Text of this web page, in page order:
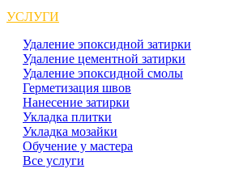
УСЛУГИ
Удаление эпоксидной затирки
Удаление цементной затирки
Удаление эпоксидной смолы
Герметизация швов
Нанесение затирки
Укладка плитки
Укладка мозайки
Обучение у мастера
Все услуги